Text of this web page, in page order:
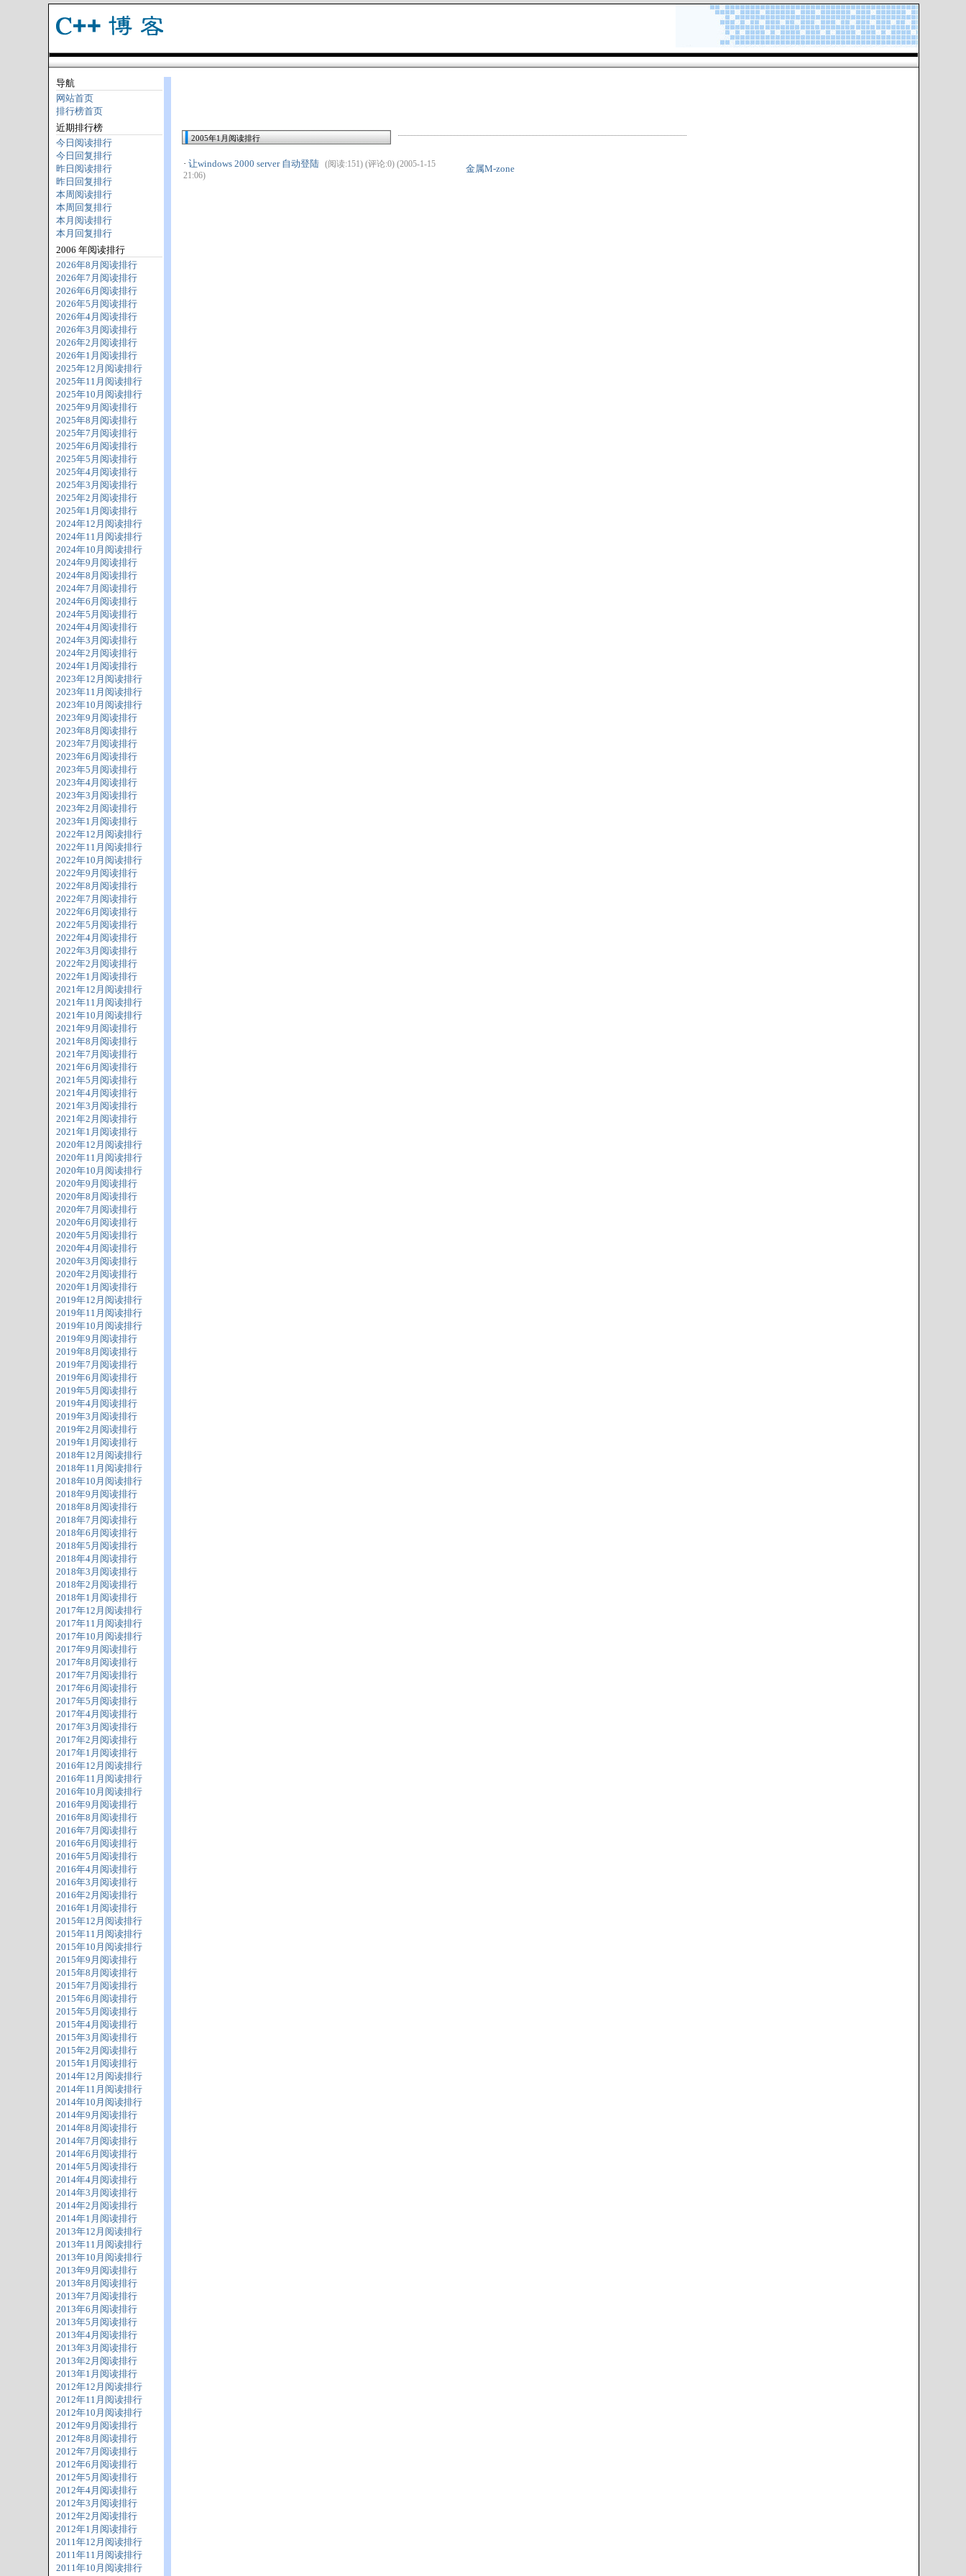
导航
网站首页
排行榜首页
近期排行榜
今日阅读排行
今日回复排行
昨日阅读排行
昨日回复排行
本周阅读排行
本周回复排行
本月阅读排行
本月回复排行
2006 年阅读排行
2026年8月阅读排行
2026年7月阅读排行
2026年6月阅读排行
2026年5月阅读排行
2026年4月阅读排行
2026年3月阅读排行
2026年2月阅读排行
2026年1月阅读排行
2025年12月阅读排行
2025年11月阅读排行
2025年10月阅读排行
2025年9月阅读排行
2025年8月阅读排行
2025年7月阅读排行
2025年6月阅读排行
2025年5月阅读排行
2025年4月阅读排行
2025年3月阅读排行
2025年2月阅读排行
2025年1月阅读排行
2024年12月阅读排行
2024年11月阅读排行
2024年10月阅读排行
2024年9月阅读排行
2024年8月阅读排行
2024年7月阅读排行
2024年6月阅读排行
2024年5月阅读排行
2024年4月阅读排行
2024年3月阅读排行
2024年2月阅读排行
2024年1月阅读排行
2023年12月阅读排行
2023年11月阅读排行
2023年10月阅读排行
2023年9月阅读排行
2023年8月阅读排行
2023年7月阅读排行
2023年6月阅读排行
2023年5月阅读排行
2023年4月阅读排行
2023年3月阅读排行
2023年2月阅读排行
2023年1月阅读排行
2022年12月阅读排行
2022年11月阅读排行
2022年10月阅读排行
2022年9月阅读排行
2022年8月阅读排行
2022年7月阅读排行
2022年6月阅读排行
2022年5月阅读排行
2022年4月阅读排行
2022年3月阅读排行
2022年2月阅读排行
2022年1月阅读排行
2021年12月阅读排行
2021年11月阅读排行
2021年10月阅读排行
2021年9月阅读排行
2021年8月阅读排行
2021年7月阅读排行
2021年6月阅读排行
2021年5月阅读排行
2021年4月阅读排行
2021年3月阅读排行
2021年2月阅读排行
2021年1月阅读排行
2020年12月阅读排行
2020年11月阅读排行
2020年10月阅读排行
2020年9月阅读排行
2020年8月阅读排行
2020年7月阅读排行
2020年6月阅读排行
2020年5月阅读排行
2020年4月阅读排行
2020年3月阅读排行
2020年2月阅读排行
2020年1月阅读排行
2019年12月阅读排行
2019年11月阅读排行
2019年10月阅读排行
2019年9月阅读排行
2019年8月阅读排行
2019年7月阅读排行
2019年6月阅读排行
2019年5月阅读排行
2019年4月阅读排行
2019年3月阅读排行
2019年2月阅读排行
2019年1月阅读排行
2018年12月阅读排行
2018年11月阅读排行
2018年10月阅读排行
2018年9月阅读排行
2018年8月阅读排行
2018年7月阅读排行
2018年6月阅读排行
2018年5月阅读排行
2018年4月阅读排行
2018年3月阅读排行
2018年2月阅读排行
2018年1月阅读排行
2017年12月阅读排行
2017年11月阅读排行
2017年10月阅读排行
2017年9月阅读排行
2017年8月阅读排行
2017年7月阅读排行
2017年6月阅读排行
2017年5月阅读排行
2017年4月阅读排行
2017年3月阅读排行
2017年2月阅读排行
2017年1月阅读排行
2016年12月阅读排行
2016年11月阅读排行
2016年10月阅读排行
2016年9月阅读排行
2016年8月阅读排行
2016年7月阅读排行
2016年6月阅读排行
2016年5月阅读排行
2016年4月阅读排行
2016年3月阅读排行
2016年2月阅读排行
2016年1月阅读排行
2015年12月阅读排行
2015年11月阅读排行
2015年10月阅读排行
2015年9月阅读排行
2015年8月阅读排行
2015年7月阅读排行
2015年6月阅读排行
2015年5月阅读排行
2015年4月阅读排行
2015年3月阅读排行
2015年2月阅读排行
2015年1月阅读排行
2014年12月阅读排行
2014年11月阅读排行
2014年10月阅读排行
2014年9月阅读排行
2014年8月阅读排行
2014年7月阅读排行
2014年6月阅读排行
2014年5月阅读排行
2014年4月阅读排行
2014年3月阅读排行
2014年2月阅读排行
2014年1月阅读排行
2013年12月阅读排行
2013年11月阅读排行
2013年10月阅读排行
2013年9月阅读排行
2013年8月阅读排行
2013年7月阅读排行
2013年6月阅读排行
2013年5月阅读排行
2013年4月阅读排行
2013年3月阅读排行
2013年2月阅读排行
2013年1月阅读排行
2012年12月阅读排行
2012年11月阅读排行
2012年10月阅读排行
2012年9月阅读排行
2012年8月阅读排行
2012年7月阅读排行
2012年6月阅读排行
2012年5月阅读排行
2012年4月阅读排行
2012年3月阅读排行
2012年2月阅读排行
2012年1月阅读排行
2011年12月阅读排行
2011年11月阅读排行
2011年10月阅读排行
2005年1月阅读排行
·让windows 2000 server 自动登陆 (阅读:151) (评论:0) (2005-1-15
21:06)
金属M-zone